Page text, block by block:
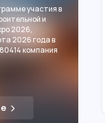
участия в
и
2026,
2026 года в
компания